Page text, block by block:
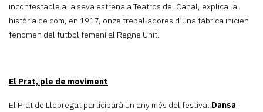
incontestable a la seva estrena a Teatros del Canal, explica la
història de com, en 1917, onze treballadores d’una fàbrica inicien
fenomen del futbol femení al Regne Unit.
El Prat, ple de moviment
El Prat de Llobregat participarà un any més del festival Dansa